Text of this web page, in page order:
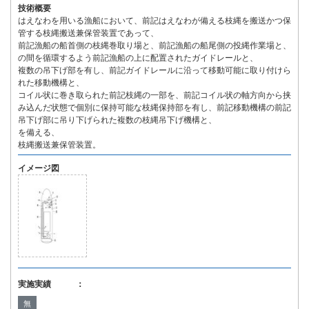
技術概要
はえなわを用いる漁船において、前記はえなわが備える枝縄を搬送かつ保
管する枝縄搬送兼保管装置であって、
前記漁船の船首側の枝縄巻取り場と、前記漁船の船尾側の投縄作業場と、
の間を循環するよう前記漁船の上に配置されたガイドレールと、
複数の吊下げ部を有し、前記ガイドレールに沿って移動可能に取り付けら
れた移動機構と、
コイル状に巻き取られた前記枝縄の一部を、前記コイル状の軸方向から挟
み込んだ状態で個別に保持可能な枝縄保持部を有し、前記移動機構の前記
吊下げ部に吊り下げられた複数の枝縄吊下げ機構と、
を備える、
枝縄搬送兼保管装置。
イメージ図
実施実績 ：
無